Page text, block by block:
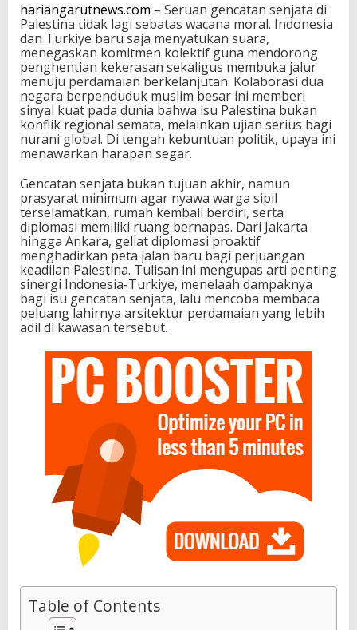
hariangarutnews.com – Seruan gencatan senjata di
Palestina tidak lagi sebatas wacana moral. Indonesia
dan Turkiye baru saja menyatukan suara,
menegaskan komitmen kolektif guna mendorong
penghentian kekerasan sekaligus membuka jalur
menuju perdamaian berkelanjutan. Kolaborasi dua
negara berpenduduk muslim besar ini memberi
sinyal kuat pada dunia bahwa isu Palestina bukan
konflik regional semata, melainkan ujian serius bagi
nurani global. Di tengah kebuntuan politik, upaya ini
menawarkan harapan segar.
Gencatan senjata bukan tujuan akhir, namun
prasyarat minimum agar nyawa warga sipil
terselamatkan, rumah kembali berdiri, serta
diplomasi memiliki ruang bernapas. Dari Jakarta
hingga Ankara, geliat diplomasi proaktif
menghadirkan peta jalan baru bagi perjuangan
keadilan Palestina. Tulisan ini mengupas arti penting
sinergi Indonesia-Turkiye, menelaah dampaknya
bagi isu gencatan senjata, lalu mencoba membaca
peluang lahirnya arsitektur perdamaian yang lebih
adil di kawasan tersebut.
Table of Contents